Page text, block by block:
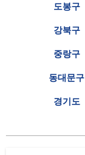
도봉구
강북구
중랑구
동대문구
경기도